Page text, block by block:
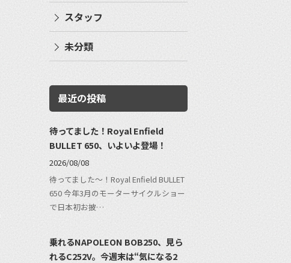
スタッフ
未分類
最近の投稿
待ってました！Royal Enfield
BULLET 650、いよいよ登場！
2026/08/08
待ってました〜！Royal Enfield BULLET
650 今年3月のモーターサイクルショー
で日本初お披…
乗れるNAPOLEON BOB250、見ら
れるC252V。今週末は“気になる2